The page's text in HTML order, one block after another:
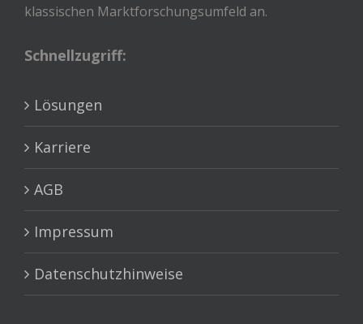
klassischen Marktforschungsumfeld an.
Schnellzugriff:
Lösungen
Karriere
AGB
Impressum
Datenschutzhinweise